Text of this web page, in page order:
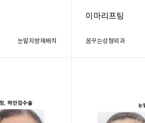
눈밑지방재배치
이마리프팅
꿈꾸는성형외과